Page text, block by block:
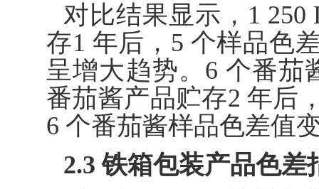
对比结果显示，1 250
存1 年后，5 个样品色
呈增大趋势。6 个番茄
番茄酱产品贮存2 年后
6 个番茄酱样品色差值
2.3 铁箱包装产品色差